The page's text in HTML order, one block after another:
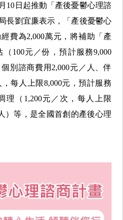
10日起推動「產後憂鬱心理諮
長劉宜廉表示，「產後憂鬱心
費為2,000萬元，將補助「產
100元／份，預計服務9,000
別諮商費用2,000元／人、伴
每人上限8,000元，預計服務
理（1,200元／次，每人上限
）等，是全國首創的產後心理